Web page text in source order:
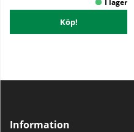
Köp!
Information